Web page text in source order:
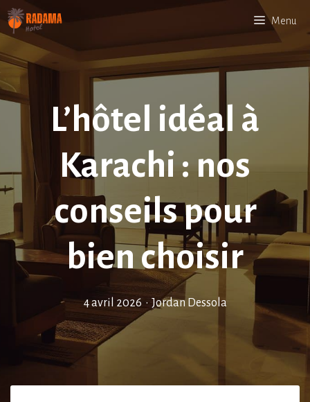
Aller
au
contenu
Menu
L’hôtel idéal à
Karachi : nos
conseils pour
bien choisir
4 avril 2026 • Jordan Dessola